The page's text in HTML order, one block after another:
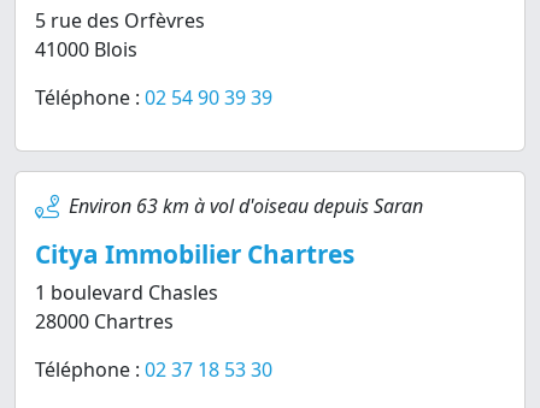
5 rue des Orfèvres
41000 Blois
Téléphone : 02 54 90 39 39
Environ 63 km à vol d'oiseau depuis Saran
Citya Immobilier Chartres
1 boulevard Chasles
28000 Chartres
Téléphone : 02 37 18 53 30